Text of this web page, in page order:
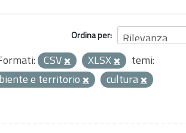
Ordina per
CSV XLSX
temi:
e territorio
cultura